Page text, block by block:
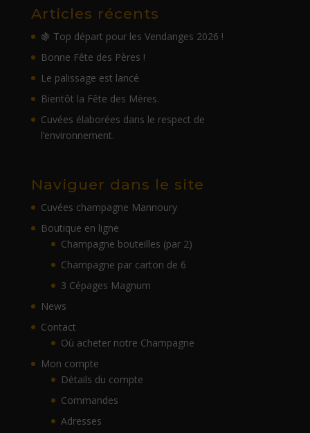
Articles récents
🍇 Top départ pour les Vendanges 2026 !
Bonne Fête des Pères !
Le palissage est lancé
Bientôt la Fête des Mères.
Cuvées élaborées dans le respect de
l’environnement.
Naviguer dans le site
Cuvées champagne Mannoury
Boutique en ligne
Champagne bouteilles (par 2)
Champagne par carton de 6
3 Cépages Magnum
News
Contact
Où acheter notre Champagne
Mon compte
Détails du compte
Commandes
Adresses